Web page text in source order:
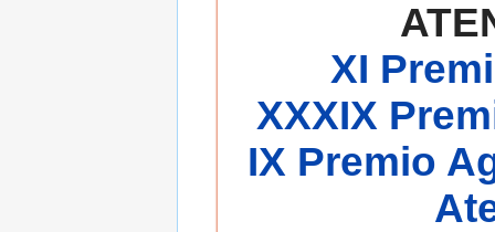
XI
XXXIX
IX Premio